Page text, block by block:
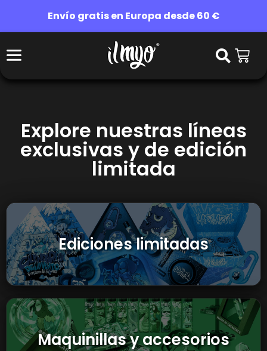
Envío gratis en Europa desde 60 €
Explore nuestras líneas
exclusivas y de edición
limitada
Ediciones limitadas
Maquinillas y accesorios